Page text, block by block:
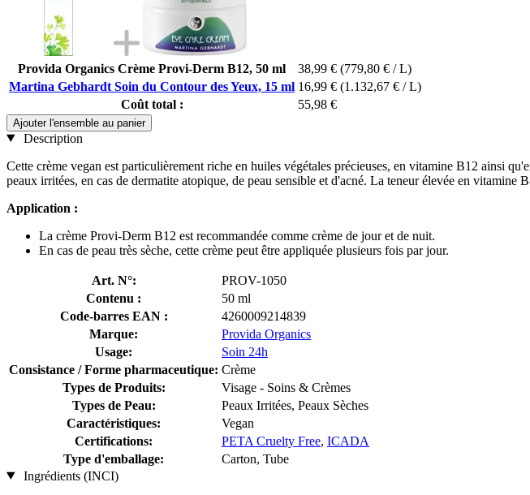
Provida Organics Crème Provi-Derm B12, 50 ml 38,99 € (779,80 € / L)
Martina Gebhardt Soin du Contour des Yeux, 15 ml 16,99 € (1.132,67 € / L)
Coût total :
55,98 €
Ajouter l'ensemble au panier
Description
Cette crème vegan est particulièrement riche en huiles végétales précieuses, en vitamine B12 ainsi
peaux irritées, en cas de dermatite atopique, de peau sensible et d'acné. La teneur élevée en vitamine
Application :
La crème Provi-Derm B12 est recommandée comme crème de jour et de nuit.
En cas de peau très sèche, cette crème peut être appliquée plusieurs fois par jour.
Art. N°:
PROV-1050
Contenu :
50 ml
Code-barres EAN :
4260009214839
Marque:
Provida Organics
Usage:
Soin 24h
Consistance / Forme pharmaceutique: Crème
Types de Produits:
Visage - Soins & Crèmes
Types de Peau:
Peaux Irritées, Peaux Sèches
Caractéristiques:
Vegan
Certifications:
PETA Cruelty Free, ICADA
Type d'emballage:
Carton, Tube
Ingrédients (INCI)